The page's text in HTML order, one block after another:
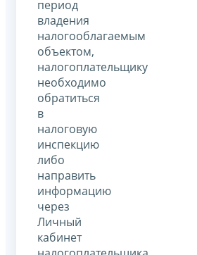
период
владения
налогооблагаемым
объектом,
налогоплательщику
необходимо
обратиться
в
налоговую
инспекцию
либо
направить
информацию
через
Личный
кабинет